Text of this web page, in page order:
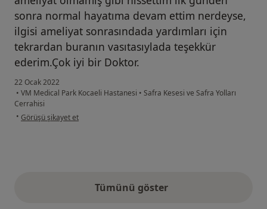
sonra normal hayatıma devam ettim nerdeyse,
ilgisi ameliyat sonrasındada yardımları için
tekrardan buranın vasıtasıylada teşekkür
ederim.Çok iyi bir Doktor.
22 Ocak 2022
• VM Medical Park Kocaeli Hastanesi • Safra Kesesi ve Safra Yolları
Cerrahisi
• kullanıcının görüşüne göre me...n
Görüşü şikayet et
Tümünü gösteryukarıdaki görüşler